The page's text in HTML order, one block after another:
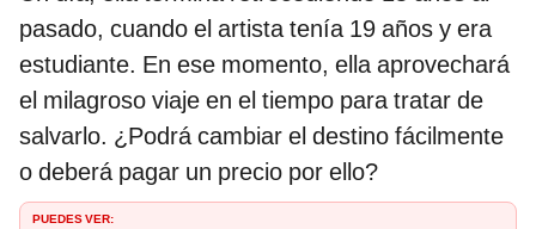
pasado, cuando el artista tenía 19 años y era
estudiante. En ese momento, ella aprovechará
el milagroso viaje en el tiempo para tratar de
salvarlo. ¿Podrá cambiar el destino fácilmente
o deberá pagar un precio por ello?
PUEDES VER: